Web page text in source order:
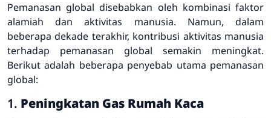
Pemanasan global disebabkan oleh kombinasi faktor
alamiah dan aktivitas manusia. Namun, dalam
beberapa dekade terakhir, kontribusi aktivitas manusia
terhadap pemanasan global semakin meningkat.
Berikut adalah beberapa penyebab utama pemanasan
global:
1. Peningkatan Gas Rumah Kaca